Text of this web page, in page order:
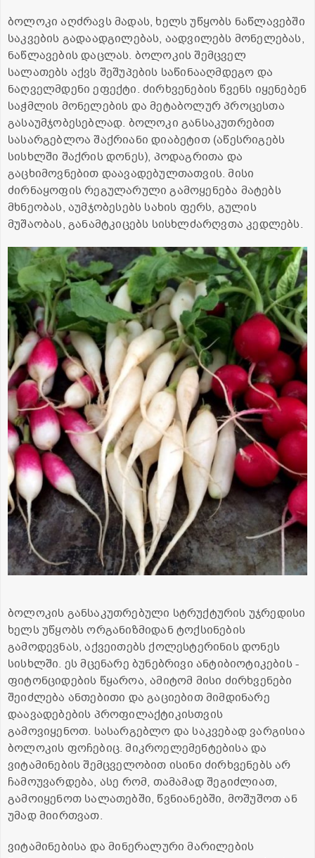
ბოლოკი აღძრავს მადას, ხელს უწყობს ნაწლავებში
საკვების გადაადგილებას, აადვილებს მონელებას,
ნაწლავების დაცლას. ბოლოკის შემცველ
სალათებს აქვს შეშუპების საწინააღმდეგო და
ნაღველმდენი ეფექტი. ძირხვენების წვენს იყენებენ
საჭმლის მონელების და მეტაბოლურ პროცესთა
გასაუმჯობესებლად. ბოლოკი განსაკუთრებით
სასარგებლოა შაქრიანი დიაბეტით (აწესრიგებს
სისხლში შაქრის დონეს), პოდაგრითა და
გაცხიმოვნებით დაავადებულთათვის. მისი
ძირნაყოფის რეგულარული გამოყენება მატებს
მხნეობას, აუმჯობესებს სახის ფერს, გულის
მუშაობას, განამტკიცებს სისხლძარღვთა კედლებს.
ბოლოკის განსაკუთრებული სტრუქტურის უჯრედისი
ხელს უწყობს ორგანიზმიდან ტოქსინების
გამოდევნას, აქვეითებს ქოლესტერინის დონეს
სისხლში. ეს მცენარე ბუნებრივი ანტიბიოტიკების -
ფიტონციდების წყაროა, ამიტომ მისი ძირხვენები
შეიძლება ანთებითი და გაციებით მიმდინარე
დაავადებების პროფილაქტიკისთვის
გამოვიყენოთ. სასარგებლო და საკვებად ვარგისია
ბოლოკის ფოჩებიც. მიკროელემენტებისა და
ვიტამინების შემცველობით ისინი ძირხვენებს არ
ჩამოუვარდება, ასე რომ, თამამად შეგიძლიათ,
გამოიყენოთ სალათებში, წვნიანებში, მოშუშოთ ან
უმად მიირთვათ.
ვიტამინებისა და მინერალური მარილების